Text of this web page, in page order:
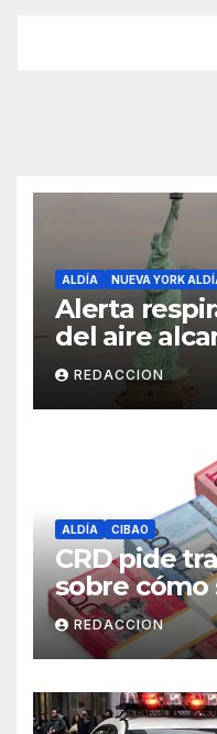
ALDÍA NUEVA YORK
Alerta
del aire
peligrosos
REDACCION
ALDÍA CIBAO
CRD pide
sobre cómo
dinero del
Salud
REDACCION